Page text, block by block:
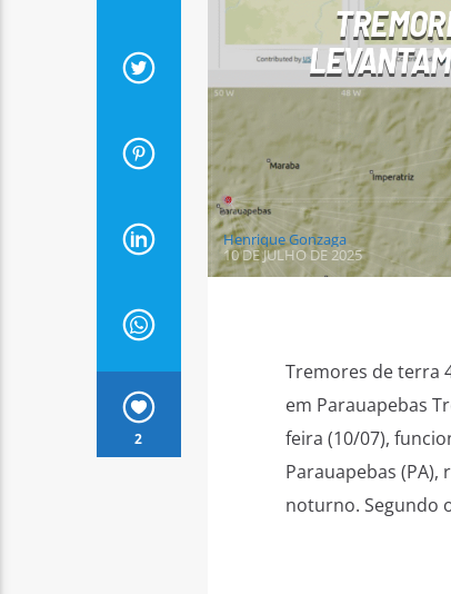
2
Henrique Gonzaga
10 DE JULHO DE 2025
Tremores de terra
em Parauapebas
feira (10/07),
Parauapebas
noturno. Segundo